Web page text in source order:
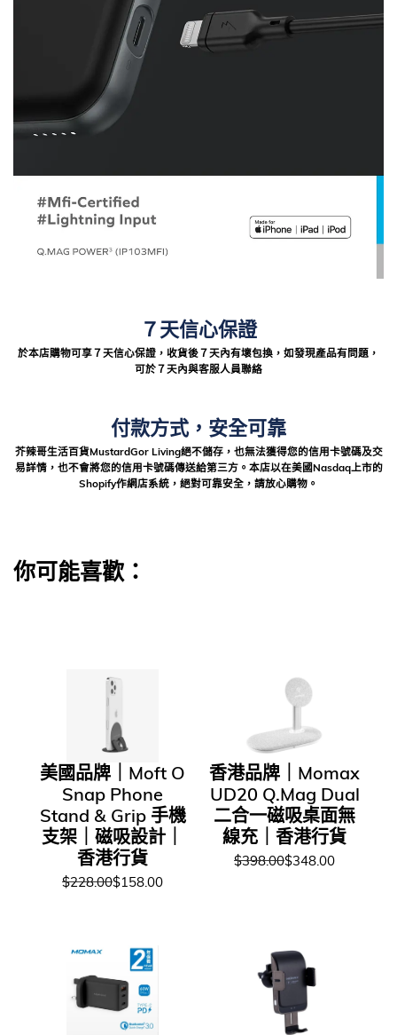
７天信心保證
於本店購物可享７天信心保證，收貨後７天內有壞包換，如發現產品有問題，
可於７天內與客服人員聯絡
付款方式，安全可靠
芥辣哥生活百貨MustardGor Living絕不儲存，也無法獲得您的信用卡號碼及交
易詳情，也不會將您的信用卡號碼傳送給第三方。本店以在美國Nasdaq上市的
Shopify作網店系統，絕對可靠安全，請放心購物。
你可能喜歡：
美國品牌｜Moft O
Snap Phone
Stand & Grip 手機
支架｜磁吸設計｜
香港行貨
$228.00$158.00
香港品牌｜Momax
UD20 Q.Mag Dual
二合一磁吸桌面無
線充｜香港行貨
$398.00$348.00